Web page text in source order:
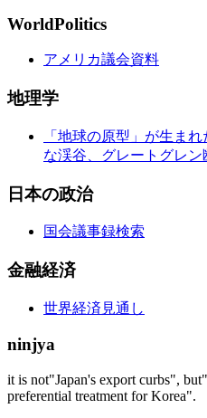
WorldPolitics
アメリカ議会資料
地理学
「地球の原型」が生ま
な渓谷、グレートグレン
日本の政治
国会議事録検索
金融経済
世界経済見通し
ninjya
it is not"Japan's export curbs",
preferential treatment for Korea".